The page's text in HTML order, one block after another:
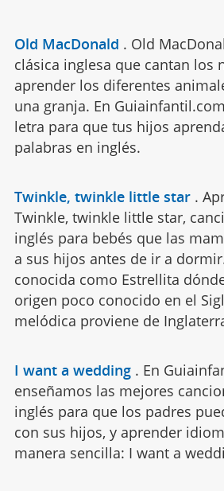
Old MacDonald . Old
clásica inglesa que cantan los
aprender los diferentes
una granja. En
letra para que tus hijos
palabras en inglés.
Twinkle, twinkle little star .
Twinkle, twinkle little star,
inglés para bebés que las
a sus hijos antes de ir a
conocida como Estrellita
origen poco conocido en el
melódica proviene de
I want a wedding . En
enseñamos las mejores
inglés para que los padres
con sus hijos, y aprender
manera sencilla: I want a